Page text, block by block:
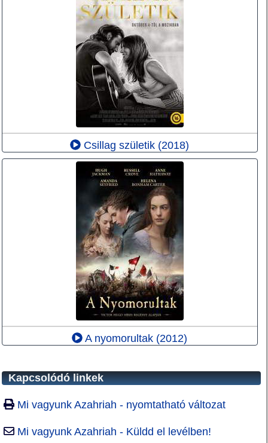
Csillag születik (2018)
A nyomorultak (2012)
Kapcsolódó linkek
Mi vagyunk Azahriah - nyomtatható változat
Mi vagyunk Azahriah - Küldd el levélben!